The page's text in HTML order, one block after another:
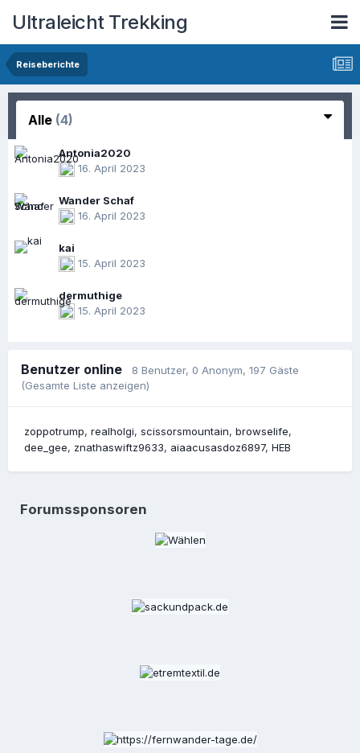
Ultraleicht Trekking
Reiseberichte
Alle (4)
Antonia2020
16. April 2023
Wander Schaf
16. April 2023
kai
15. April 2023
dermuthige
15. April 2023
Benutzer online 8 Benutzer, 0 Anonym, 197 Gäste
(Gesamte Liste anzeigen)
zoppotrump realholgi scissorsmountain browselife
dee_gee
znathaswiftz9633 aiaacusasdoz6897 HEB
Forumssponsoren